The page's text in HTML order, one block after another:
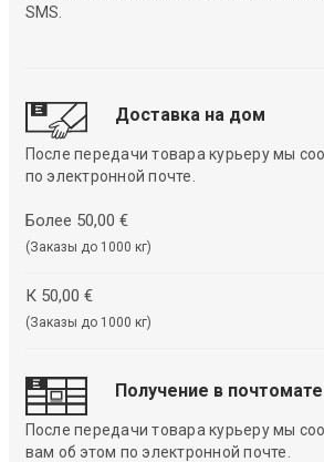
SMS.
Доставка на дом
После передачи товара курьеру мы
по электронной почте.
Более 50,00 €
(Заказы до 1000 кг)
К 50,00 €
(Заказы до 1000 кг)
Получение в почтомате
После передачи товара курьеру мы
вам об этом по электронной почте.